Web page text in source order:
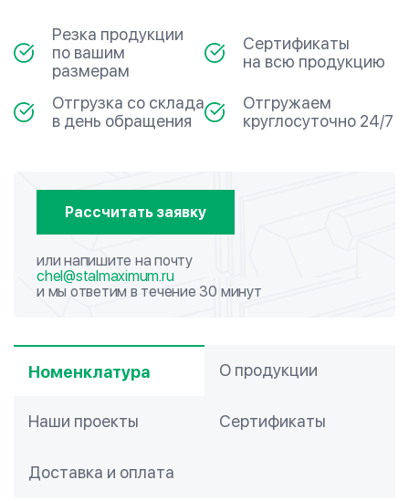
Резка продукции
по вашим
размерам
Сертификаты
на всю продукцию
Отгрузка со склада
в день обращения
Отгружаем
круглосуточно 24/7
Рассчитать заявку
или напишите на почту
chel@stalmaximum.ru
и мы ответим в течение 30 минут
Номенклатура О продукции
Наши проекты Сертификаты
Доставка и оплата